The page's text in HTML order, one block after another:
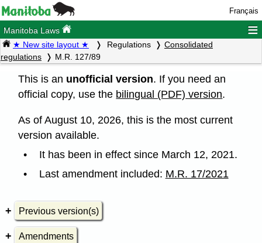
Français
Manitoba Laws ≡
★ New site layout ★ Regulations
Consolidated
regulations
M.R. 127/89
This is an unofficial version. If you need an
official copy, use the bilingual (PDF) version.
As of August 10, 2026, this is the most current
version available.
It has been in effect since March 12, 2021.
Last amendment included: M.R. 17/2021
Previous version(s)
Amendments